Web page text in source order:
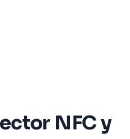
NFC y